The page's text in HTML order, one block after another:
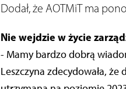
Dodał, że AOTMiT ma
Nie wejdzie w życie
- Mamy bardzo dobrą
Leszczyna zdecydowała,